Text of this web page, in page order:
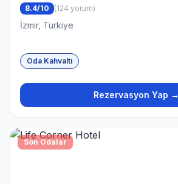
8.4/10 (124 yorum)
İzmir, Türkiye
Oda Kahvaltı
Rezervasyon Yap →
Son Odalar